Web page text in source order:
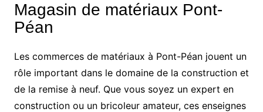
Magasin de matériaux Pont-
Péan
Les commerces de matériaux à Pont-Péan jouent un
rôle important dans le domaine de la construction et
de la remise à neuf. Que vous soyez un expert en
construction ou un bricoleur amateur, ces enseignes